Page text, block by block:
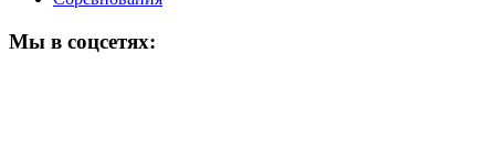
Мы в соцсетях: